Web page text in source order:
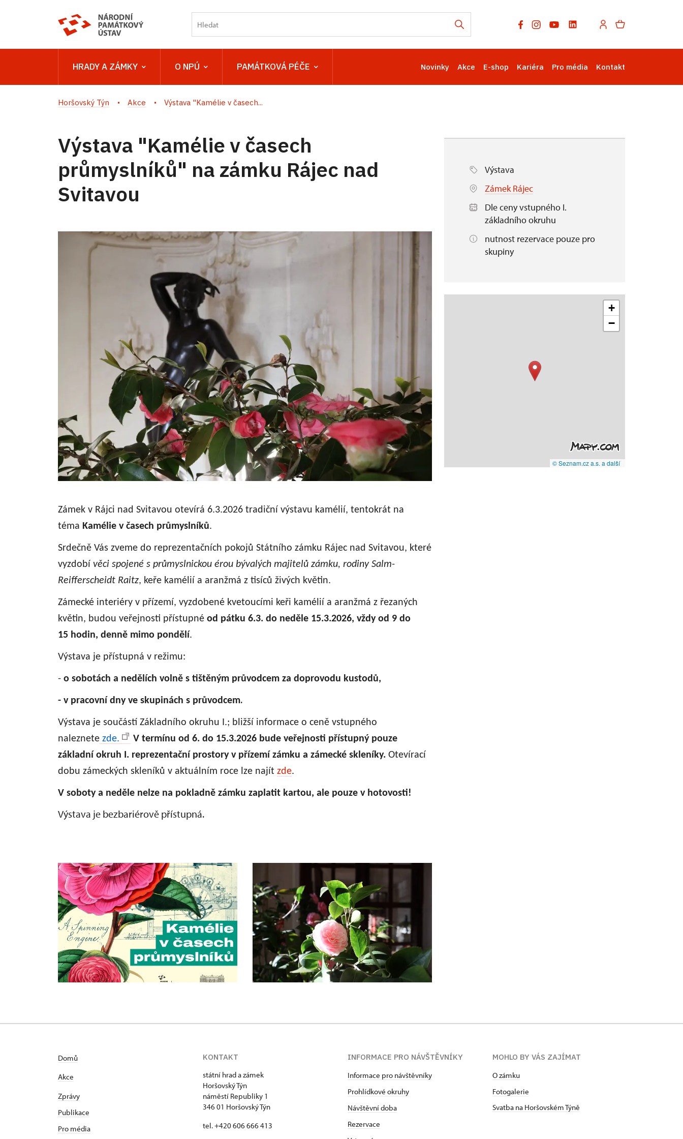
HRADY A ZÁMKY O NPÚ PAMÁTKOVÁ PÉČE Novinky Akce E-shop Kariéra Pro média Kontakt
Horšovský Týn Akce Výstava "Kamélie v časech...
Výstava "Kamélie v časech
průmyslníků" na zámku Rájec nad
Svitavou
Zámek v Rájci nad Svitavou otevírá 6.3.2026 tradiční výstavu kamélií, tentokrát na
téma Kamélie v časech průmyslníků.
Srdečně Vás zveme do reprezentačních pokojů Státního zámku Rájec nad Svitavou, které
vyzdobí věci spojené s průmyslnickou érou bývalých majitelů zámku, rodiny Salm-
Reifferscheidt Raitz, keře kamélií a aranžmá z tisíců živých květin.
Zámecké interiéry v přízemí, vyzdobené kvetoucími keři kamélií a aranžmá z řezaných
květin, budou veřejnosti přístupné od pátku 6.3. do neděle 15.3.2026, vždy od 9 do
15 hodin, denně mimo pondělí.
Výstava je přístupná v režimu:
- o sobotách a nedělích volně s tištěným průvodcem za doprovodu kustodů,
- v pracovní dny ve skupinách s průvodcem.
Výstava je součástí Základního okruhu I.; bližší informace o ceně vstupného
naleznete zde.
V termínu od 6. do 15.3.2026 bude veřejnosti přístupný pouze
základní okruh I. reprezentační prostory v přízemí zámku a zámecké skleníky. Otevírací
dobu zámeckých skleníků v aktuálním roce lze najít zde.
V soboty a neděle nelze na pokladně zámku zaplatit kartou, ale pouze v hotovosti!
Výstava je bezbariérově přístupná.
Výstava
Zámek Rájec
Dle ceny vstupného I.
základního okruhu
nutnost rezervace pouze pro
skupiny
+
−
© Seznam.cz a.s. a další
Domů
Akce
Zprávy
Publikace
Pro média
KONTAKT
státní hrad a zámek
Horšovský Týn
náměstí Republiky 1
346 01 Horšovský Týn
tel. +420 606 666 413
INFORMACE PRO NÁVŠTĚVNÍKY
Informace pro návštěvníky
Prohlídkové okruhy
Návštěvní doba
Rezervace
MOHLO BY VÁS ZAJÍMAT
O zámku
Fotogalerie
Svatba na Horšovském Týně